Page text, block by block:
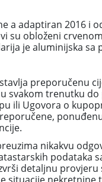
a adaptiran 2016 i
su obloženi
je aluminijska
preporučenu
svakom trenutku do
ili Ugovora o
nikakvu
podataka
detaljnu